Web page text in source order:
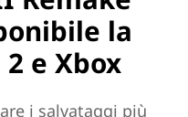
la
e Xbox
i salvataggi più